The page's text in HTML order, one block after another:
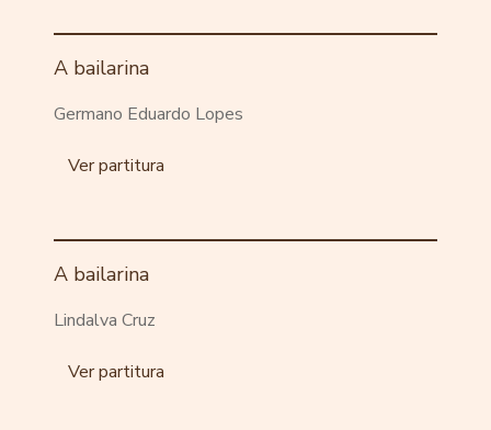
A bailarina
Germano Eduardo Lopes
Ver partitura
A bailarina
Lindalva Cruz
Ver partitura